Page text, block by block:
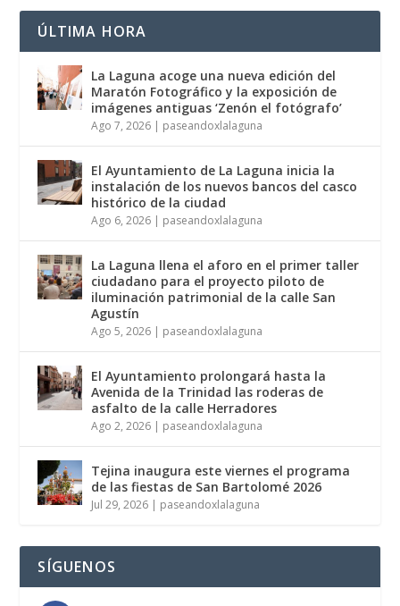
ÚLTIMA HORA
La Laguna acoge una nueva edición del
Maratón Fotográfico y la exposición de
imágenes antiguas ‘Zenón el fotógrafo’
Ago 7, 2026 | paseandoxlalaguna
El Ayuntamiento de La Laguna inicia la
instalación de los nuevos bancos del casco
histórico de la ciudad
Ago 6, 2026 | paseandoxlalaguna
La Laguna llena el aforo en el primer taller
ciudadano para el proyecto piloto de
iluminación patrimonial de la calle San
Agustín
Ago 5, 2026 | paseandoxlalaguna
El Ayuntamiento prolongará hasta la
Avenida de la Trinidad las roderas de
asfalto de la calle Herradores
Ago 2, 2026 | paseandoxlalaguna
Tejina inaugura este viernes el programa
de las fiestas de San Bartolomé 2026
Jul 29, 2026 | paseandoxlalaguna
SÍGUENOS